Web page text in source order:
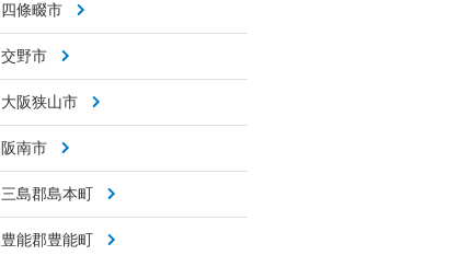
四條畷市
交野市
大阪狭山市
阪南市
三島郡島本町
豊能郡豊能町